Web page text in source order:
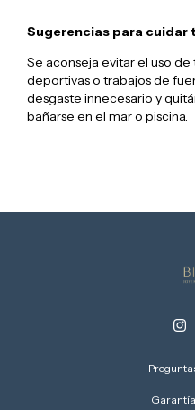
Sugerencias para cuidar
Se aconseja evitar el uso
deportivas o trabajos de
desgaste innecesario y
bañarse en el mar o piscina.